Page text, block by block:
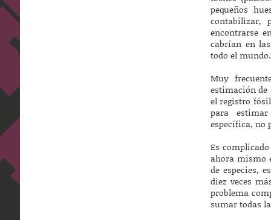
pequeños
contabilizar,
encontrarse
cabrían en
todo el
Muy
estimación de
el registro
para
específica, no
Es
ahora mismo
de especies,
diez veces
problema
sumar todas